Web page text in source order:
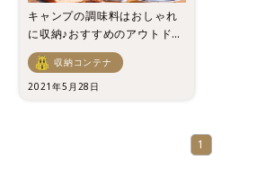
キャンプの調味料はおしゃれ
に収納♪おすすめのアウトドア
用調味料入れ5選！
収納コンテナ
2021年5月28日
1